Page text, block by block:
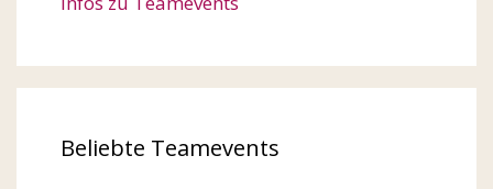
Beliebte Teamevents